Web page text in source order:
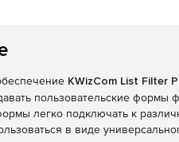
KWizCom List Filter
пользовательские формы
легко подключать к
в виде